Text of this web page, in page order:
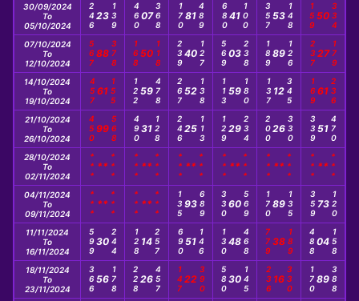
30/09/2024
To
05/10/2024
246 23 139 46007368 170 81 489 680 41 100 357 53 148 159 50 334
07/10/2024
To
12/10/2024
56788 378 16850 118 239 40 127 56903 238 189 89 126 237 27179
14/10/2024
To
19/10/2024
457 61 155 122 59 478 26752 138 113 59 180 137 12 345 16961 236
21/10/2024
To
26/10/2024
450 99 568 49031 128 246 25 113 129 29 234 20026 330 339 51 470
28/10/2024
To
02/11/2024
*** ** *** *** ** *** *** ** *** *** ** *** *** ** *** *** ** ***
04/11/2024
To
09/11/2024
*** ** *** *** ** *** 135 93 689 330 60 569 170 89 135 359 73120
11/11/2024
To
16/11/2024
59930 244 128 14 257 69051 146 130 48 468 779 38 189 488 04 158
18/11/2024
To
23/11/2024
36656 178 228 26 457 147 22 390 580 30 145 236 16 330 170 89 388